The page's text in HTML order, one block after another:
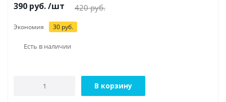
390 руб./шт 420руб.
Экономия 30 руб.
Есть в наличии
В корзину